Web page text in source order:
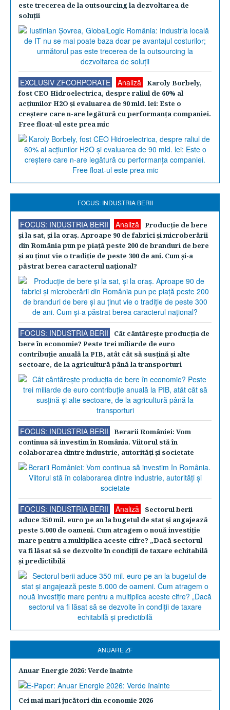
este trecerea de la outsourcing la dezvoltarea de
soluţii
EXCLUSIV ZFCORPORATE Analiză
Karoly Borbely,
fost CEO Hidroelectrica, despre raliul de 60% al
acţiunilor H2O şi evaluarea de 90 mld. lei: Este o
creştere care n-are legătură cu performanţa companiei.
Free float-ul este prea mic
FOCUS: INDUSTRIA BERII
FOCUS: INDUSTRIA BERII Analiză
Producţie de bere
şi la sat, şi la oraş. Aproape 90 de fabrici şi microberării
din România pun pe piaţă peste 200 de branduri de bere
şi au ţinut vie o tradiţie de peste 300 de ani. Cum şi-a
păstrat berea caracterul naţional?
FOCUS: INDUSTRIA BERII
Cât cântăreşte producţia de
bere în economie? Peste trei miliarde de euro
contribuţie anuală la PIB, atât cât să susţină şi alte
sectoare, de la agricultură până la transporturi
FOCUS: INDUSTRIA BERII
Berarii României: Vom
continua să investim în România. Viitorul stă în
colaborarea dintre industrie, autorităţi şi societate
FOCUS: INDUSTRIA BERII Analiză
Sectorul berii
aduce 350 mil. euro pe an la bugetul de stat şi angajează
peste 5.000 de oameni. Cum atragem o nouă investiţie
mare pentru a multiplica aceste cifre? „Dacă sectorul
va fi lăsat să se dezvolte în condiţii de taxare echitabilă
şi predictibilă
ANUARE ZF
Anuar Energie 2026: Verde înainte
Cei mai mari jucători din economie 2026